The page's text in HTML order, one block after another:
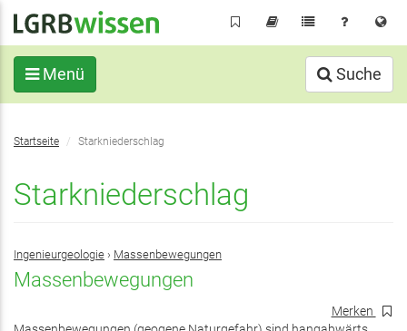
Inhalt
Menü Suche
Sie
hier:
Startseite Starkniederschlag
Starkniederschlag
Ingenieurgeologie › Massenbewegungen
Massenbewegungen
Merken